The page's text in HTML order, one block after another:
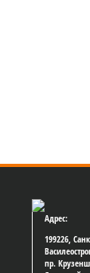
Адрес:
199226,
пр.